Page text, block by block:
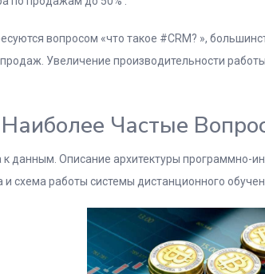
вопросом «что такое #CRM? »,
Увеличение производительности
Частые
к данным. Описание архитектуры
схема работы системы дистанционного